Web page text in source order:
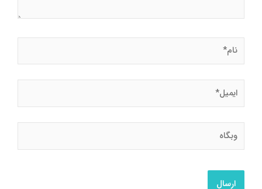
نام*
ایمیل*
وبگاه